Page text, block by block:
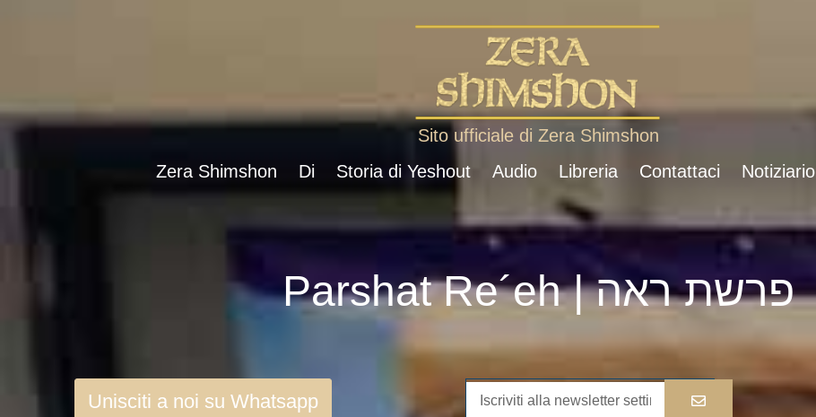
Sito ufficiale di Zera Shimshon
Zera Shimshon
Di Storia di Yeshout Audio Libreria Contattaci Notiziario
Parshat Re´eh | פרשת ראה
Unisciti a noi su Whatsapp